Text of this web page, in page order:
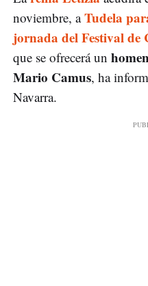
noviembre, aTudela
jornada del Festival
que se ofrecerá un
Mario Camus, ha
Navarra.